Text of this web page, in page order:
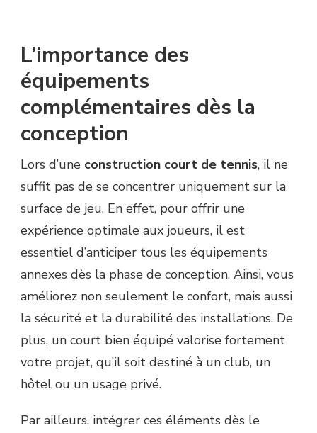
LORS
D’UNE
DE
POUR
DES
JOUEURS
?
L’importance des
équipements
complémentaires dès la
conception
Lors d’une construction court de tennis, il ne
suffit pas de se concentrer uniquement sur la
surface de jeu. En effet, pour offrir une
expérience optimale aux joueurs, il est
essentiel d’anticiper tous les équipements
annexes dès la phase de conception. Ainsi, vous
améliorez non seulement le confort, mais aussi
la sécurité et la durabilité des installations. De
plus, un court bien équipé valorise fortement
votre projet, qu’il soit destiné à un club, un
hôtel ou un usage privé.
Par ailleurs, intégrer ces éléments dès le